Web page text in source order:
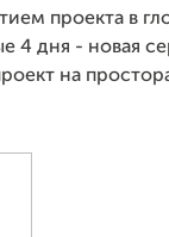
проекта в
4 дня - новая
на